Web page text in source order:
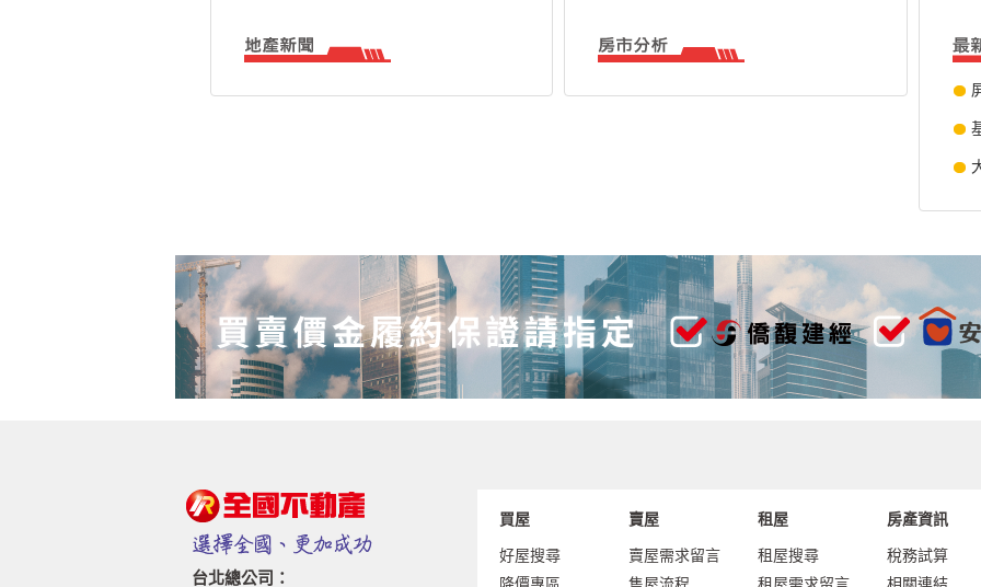
台北總公司：
買屋
好屋搜尋
賣屋
賣屋需求留言
租屋
租屋搜尋
房產資訊
稅務試算